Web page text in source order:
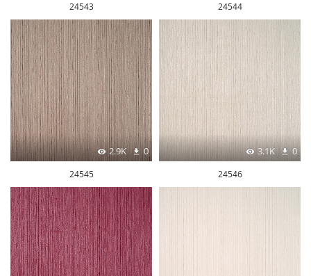
24543 24544
2.9K 0
24545
3.1K 0
24546